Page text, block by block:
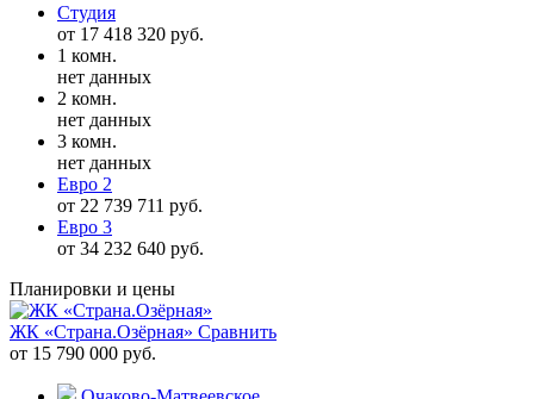
Студия
от 17 418 320 руб.
1 комн.
нет данных
2 комн.
нет данных
3 комн.
нет данных
Евро 2
от 22 739 711 руб.
Евро 3
от 34 232 640 руб.
Планировки и цены
ЖК «Страна.Озёрная» Сравнить
от 15 790 000 руб.